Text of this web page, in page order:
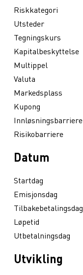
Riskkategori
Utsteder
Tegningskurs
Kapitalbeskyttelse
Multippel
Valuta
Markedsplass
Kupong
Innløsningsbarriere
Risikobarriere
Datum
Startdag
Emisjonsdag
Tilbakebetalingsdag
Løpetid
Utbetalningsdag
Utvikling